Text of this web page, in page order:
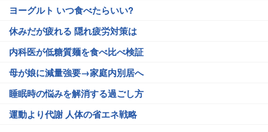
ヨーグルト いつ食べたらいい?
休みだが疲れる 隠れ疲労対策は
内科医が低糖質麺を食べ比べ検証
母が娘に減量強要→家庭内別居へ
睡眠時の悩みを解消する過ごし方
運動より代謝 人体の省エネ戦略